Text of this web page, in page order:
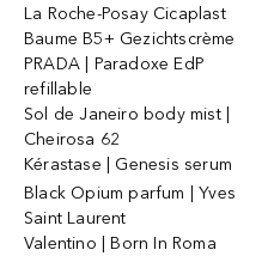
La Roche-Posay Cicaplast
Baume B5+ Gezichtscrème
PRADA | Paradoxe EdP
refillable
Sol de Janeiro body mist |
Cheirosa 62
Kérastase | Genesis serum
Black Opium parfum | Yves
Saint Laurent
Valentino | Born In Roma